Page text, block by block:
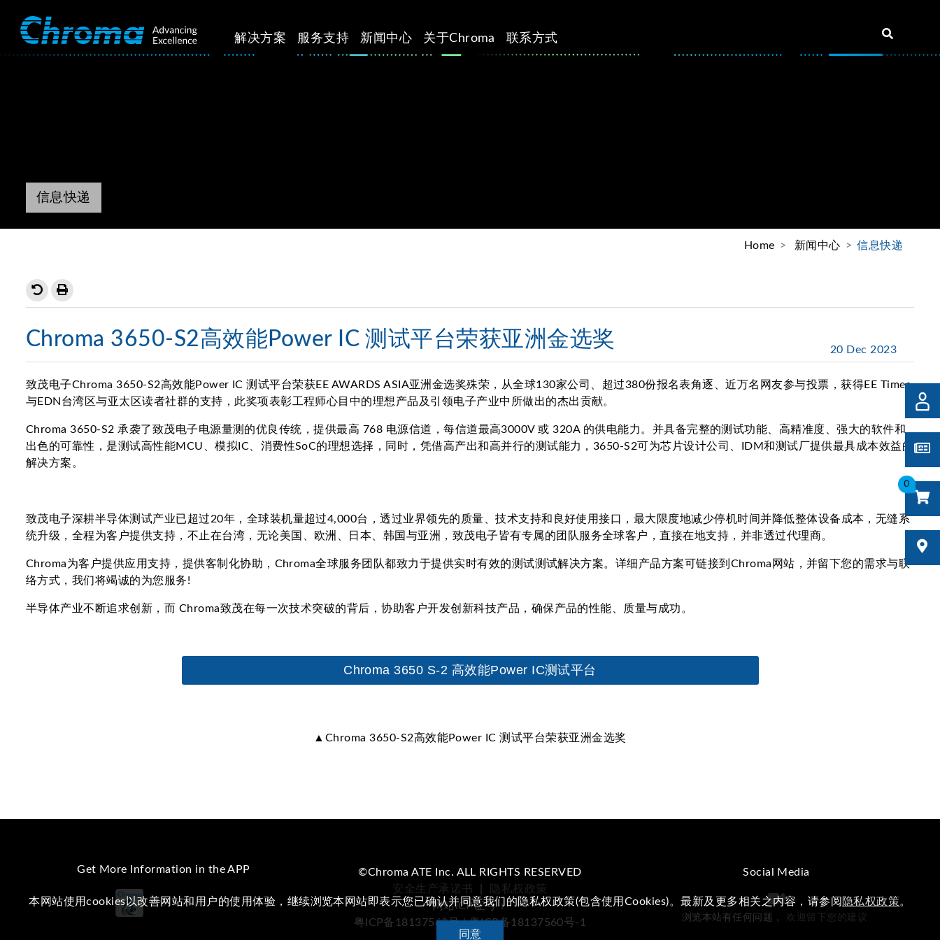
解决方案 服务支持 新闻中心 关于Chroma 联系方式
0
信息快递
Home 新闻中心 信息快递
Chroma 3650-S2高效能Power IC 测试平台荣获亚洲金选奖 20 Dec 2023
致茂电子Chroma 3650-S2高效能Power IC 测试平台荣获EE AWARDS ASIA亚洲金选奖殊荣，从全球130家公司、超过380份报名表角逐、近万名网友参与投票，获得EE Times
与EDN台湾区与亚太区读者社群的支持，此奖项表彰工程师心目中的理想产品及引领电子产业中所做出的杰出贡献。
Chroma 3650-S2 承袭了致茂电子电源量测的优良传统，提供最高 768 电源信道，每信道最高3000V 或 320A 的供电能力。并具备完整的测试功能、高精准度、强大的软件和
出色的可靠性，是测试高性能MCU、模拟IC、消费性SoC的理想选择，同时，凭借高产出和高并行的测试能力，3650-S2可为芯片设计公司、IDM和测试厂提供最具成本效益的
解决方案。
致茂电子深耕半导体测试产业已超过20年，全球装机量超过4,000台，透过业界领先的质量、技术支持和良好使用接口，最大限度地减少停机时间并降低整体设备成本，无缝系
统升级，全程为客户提供支持，不止在台湾，无论美国、欧洲、日本、韩国与亚洲，致茂电子皆有专属的团队服务全球客户，直接在地支持，并非透过代理商。
Chroma为客户提供应用支持，提供客制化协助，Chroma全球服务团队都致力于提供实时有效的测试测试解决方案。详细产品方案可链接到Chroma网站，并留下您的需求与联
络方式，我们将竭诚的为您服务!
半导体产业不断追求创新，而 Chroma致茂在每一次技术突破的背后，协助客户开发创新科技产品，确保产品的性能、质量与成功。
Chroma 3650 S-2 高效能Power IC测试平台
▲Chroma 3650-S2高效能Power IC 测试平台荣获亚洲金选奖
Get More Information in the APP
iOS Android
©Chroma ATE Inc. ALL RIGHTS RESERVED
安全生产承诺书
隐私权政策
网站ICP证号：
粤ICP备18137560号 | 粤ICP备18137560号-1
Social Media
浏览本站有任何问题， 欢迎留下您的建议
本网站使用cookies以改善网站和用户的使用体验，继续浏览本网站即表示您已确认并同意我们的隐私权政策(包含使用Cookies)。最新及更多相关之内容，请参阅 隐私权政策。
同意